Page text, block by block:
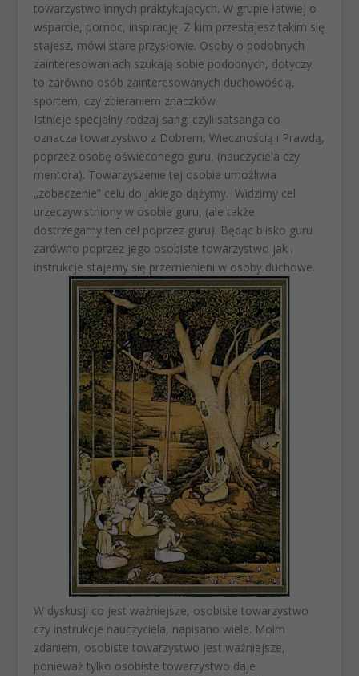
towarzystwo innych praktykujących. W grupie łatwiej o
wsparcie, pomoc, inspirację. Z kim przestajesz takim się
stajesz, mówi stare przysłowie. Osoby o podobnych
zainteresowaniach szukają sobie podobnych, dotyczy
to zarówno osób zainteresowanych duchowością,
sportem, czy zbieraniem znaczków.
Istnieje specjalny rodzaj sangi czyli satsanga co
oznacza towarzystwo z Dobrem, Wiecznością i Prawdą,
poprzez osobę oświeconego guru, (nauczyciela czy
mentora). Towarzyszenie tej osobie umożliwia
„zobaczenie” celu do jakiego dążymy. Widzimy cel
urzeczywistniony w osobie guru, (ale także
dostrzegamy ten cel poprzez guru). Będąc blisko guru
zarówno poprzez jego osobiste towarzystwo jak i
instrukcje stajemy się przemienieni w osoby duchowe.
W dyskusji co jest ważniejsze, osobiste towarzystwo
czy instrukcje nauczyciela, napisano wiele. Moim
zdaniem, osobiste towarzystwo jest ważniejsze,
ponieważ tylko osobiste towarzystwo daje